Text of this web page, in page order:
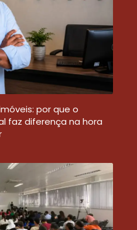
por que o
faz diferença na hora